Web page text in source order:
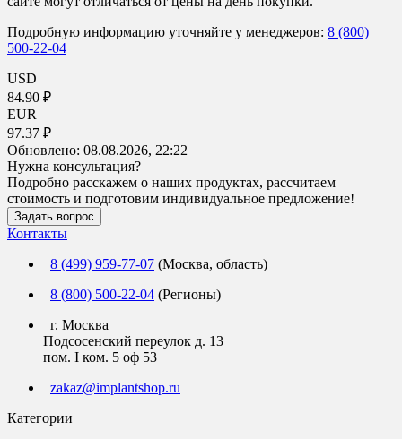
Подробную информацию уточняйте у менеджеров: 8 (800)
500-22-04
USD
84.90 ₽
EUR
97.37 ₽
Обновлено: 08.08.2026, 22:22
Нужна консультация?
Подробно расскажем о наших продуктах, рассчитаем
стоимость и подготовим индивидуальное предложение!
Задать вопрос
Контакты
8 (499) 959-77-07 (Москва, область)
8 (800) 500-22-04 (Регионы)
г. Москва
Подсосенский переулок д. 13
пом. I ком. 5 оф 53
zakaz@implantshop.ru
Категории